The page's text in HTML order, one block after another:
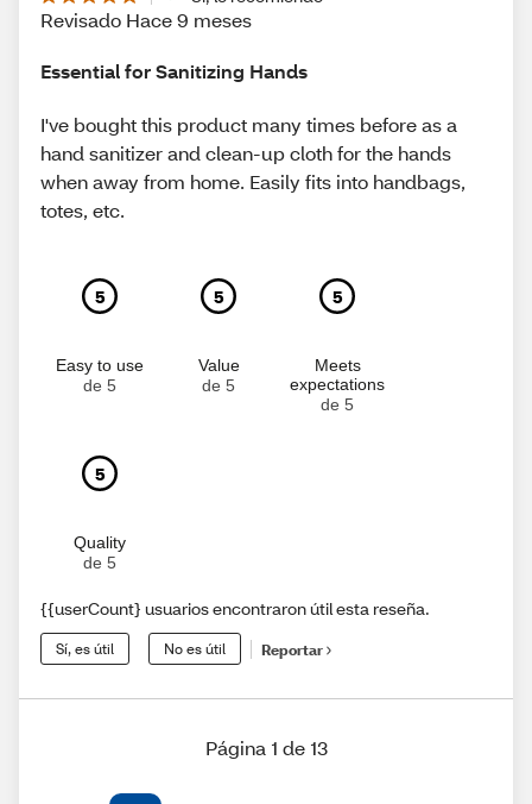
Revisado Hace 9 meses
Essential for Sanitizing Hands
I've bought this product many times before as a
hand sanitizer and clean-up cloth for the hands
when away from home. Easily fits into handbags,
totes, etc.
5
Easy to use
de 5
5
Value
de 5
5
Meets
expectations
de 5
5
Quality
de 5
{{userCount} usuarios encontraron útil esta reseña.
Sí, es útil No es útil Reportar
Página 1 de 13